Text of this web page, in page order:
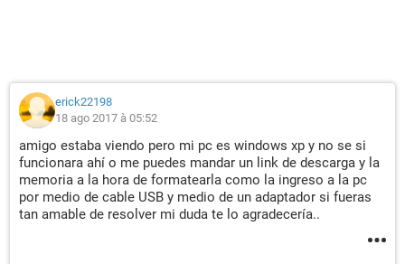
erick22198
18 ago 2017 à 05:52
amigo estaba viendo pero mi pc es windows xp y no se si
funcionara ahí o me puedes mandar un link de descarga y la
memoria a la hora de formatearla como la ingreso a la pc
por medio de cable USB y medio de un adaptador si fueras
tan amable de resolver mi duda te lo agradecería..